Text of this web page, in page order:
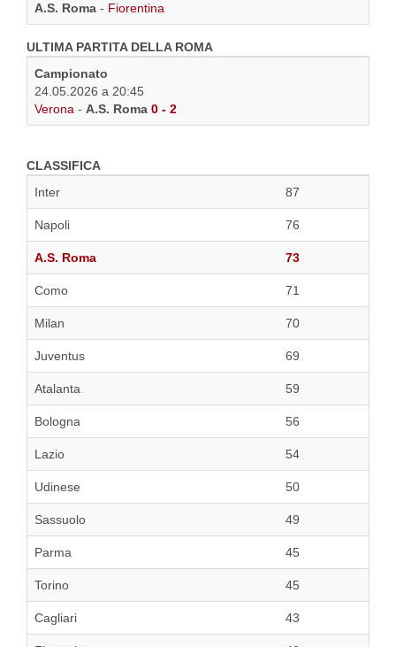
A.S. Roma - Fiorentina
ULTIMA PARTITA DELLA ROMA
Campionato
24.05.2026 a 20:45
Verona - A.S. Roma 0 - 2
CLASSIFICA
Inter
87
Napoli 76
A.S. Roma 73
Como 71
Milan 70
Juventus 69
Atalanta 59
Bologna 56
Lazio 54
Udinese 50
Sassuolo 49
Parma 45
Torino 45
Cagliari 43